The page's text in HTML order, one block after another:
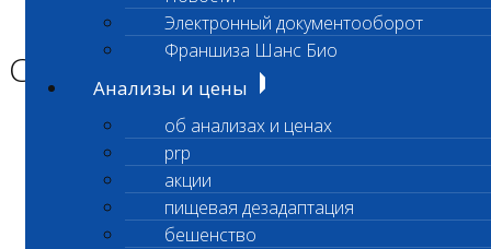
Электронный документооборот
Франшиза Шанс Био
Анализы и цены
об анализах и ценах
prp
акции
пищевая дезадаптация
бешенство
Санитарный день
Санитарный день